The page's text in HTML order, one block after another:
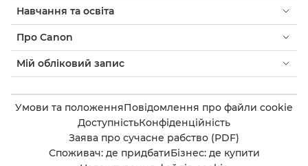
Навчання та освіта
Про Canon
Мій обліковий запис
Умови та положенняПовідомлення про файли cookie
ДоступністьКонфіденційність
Заява про сучасне рабство (PDF)
Споживач: де придбатиБізнес: де купити